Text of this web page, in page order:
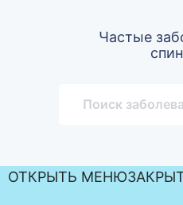
Частые
ОТКРЫТЬ МЕНЮ